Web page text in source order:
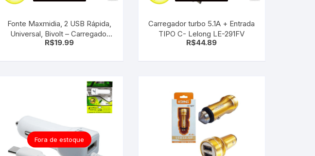
Fonte Maxmidia, 2 USB Rápida,
Universal, Bivolt – Carregador
Turbo
R$19.99
Carregador turbo 5.1A + Entrada
TIPO C- Lelong LE-291FV
R$44.89
Fora de estoque